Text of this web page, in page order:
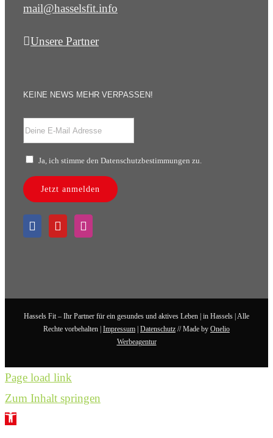
mail@hasselsfit.info
Unsere Partner
KEINE NEWS MEHR VERPASSEN!
Ja, ich stimme den Datenschutzbestimmungen zu.
Jetzt anmelden
Hassels Fit – Ihr Partner für ein gesundes und aktives Leben | in Hassels | Alle
Rechte vorbehalten | Impressum Datenschutz // Made by Onelio
Werbeagentur
Page load link
Zum Inhalt springen
Werkzeugleiste